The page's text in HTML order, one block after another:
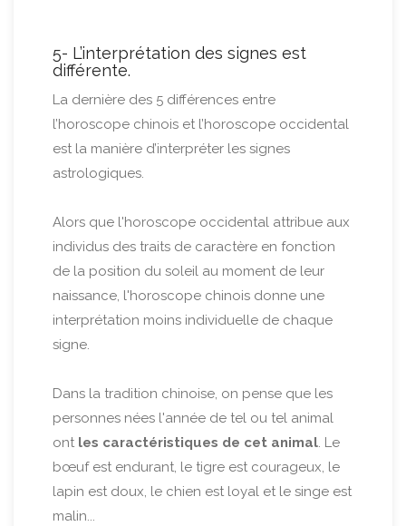
5- L’interprétation des signes est
différente.
La dernière des 5 différences entre
l’horoscope chinois et l’horoscope occidental
est la manière d’interpréter les signes
astrologiques.
Alors que l'horoscope occidental attribue aux
individus des traits de caractère en fonction
de la position du soleil au moment de leur
naissance, l'horoscope chinois donne une
interprétation moins individuelle de chaque
signe.
Dans la tradition chinoise, on pense que les
personnes nées l'année de tel ou tel animal
ont les caractéristiques de cet animal. Le
bœuf est endurant, le tigre est courageux, le
lapin est doux, le chien est loyal et le singe est
malin...